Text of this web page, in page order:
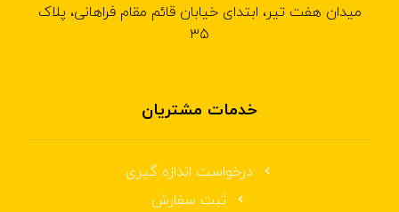
میدان هفت تیر، ابتدای خیابان قائم مقام فراهانی، پلاک
۳۵
خدمات مشتریان
درخواست اندازه گیری
ثبت سفارش